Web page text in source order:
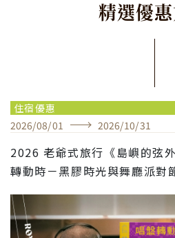
精選優惠
住宿優惠
2026/08/01 2026/10/31
2026 老爺式旅行《島嶼的弦
轉動時－黑膠時光與舞廳派對